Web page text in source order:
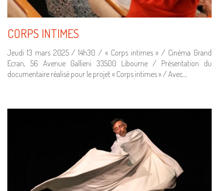
CORPS INTIMES
Jeudi 13 mars 2025 / 14h30 / « Corps intimes » / Cinéma Grand
Ecran, 56 Avenue Gallieni 33500 Libourne / Présentation du
documentaire réalisé pour le projet « Corps intimes » / Avec…